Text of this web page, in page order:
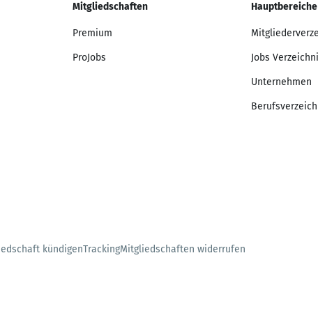
Mitgliedschaften
Premium
ProJobs
Hauptbereiche
Jobs
Unternehmen
kündigenTrackingMitgliedschaften widerrufen